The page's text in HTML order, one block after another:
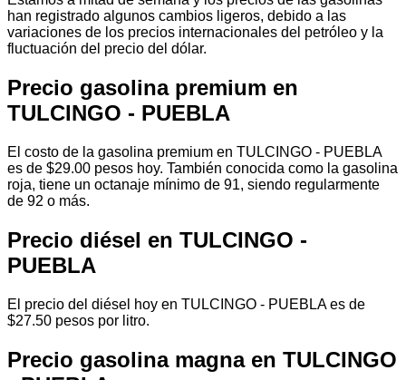
han registrado algunos cambios ligeros, debido a las
variaciones de los precios internacionales del petróleo y la
fluctuación del precio del dólar.
Precio gasolina premium en
TULCINGO - PUEBLA
El costo de la gasolina premium en TULCINGO - PUEBLA
es de $29.00 pesos hoy. También conocida como la gasolina
roja, tiene un octanaje mínimo de 91, siendo regularmente
de 92 o más.
Precio diésel en TULCINGO -
PUEBLA
El precio del diésel hoy en TULCINGO - PUEBLA es de
$27.50 pesos por litro.
Precio gasolina magna en TULCINGO